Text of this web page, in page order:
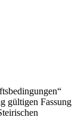
gültigen Fassung